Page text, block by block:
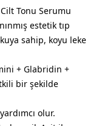
Cilt Tonu Serumu
estetik tıp
sahip, koyu leke
+ Glabridin +
bir şekilde
olur.